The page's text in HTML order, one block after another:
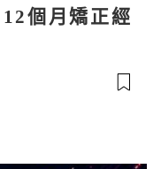
個月矯正經